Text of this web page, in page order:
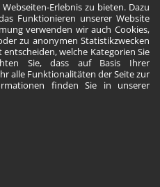
Erlebnis zu bieten. Dazu
Funktionieren unserer Website
verwenden wir auch Cookies,
zu anonymen Statistikzwecken
welche Kategorien Sie
Sie, dass auf Basis Ihrer
alle Funktionalitäten der Seite zur
finden Sie in unserer